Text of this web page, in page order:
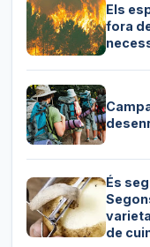
Els
fora
És
de